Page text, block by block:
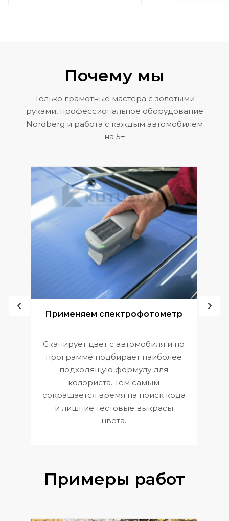
Почему мы
Только грамотные мастера с золотыми
руками, профессиональное оборудование
Nordberg и работа с каждым автомобилем
на 5+
Применяем спектрофотометр
Сканирует цвет с автомобиля и по
программе подбирает наиболее
подходящую формулу для
колориста. Тем самым
сокращается время на поиск кода
и лишние тестовые выкрасы
цвета.
Примеры работ